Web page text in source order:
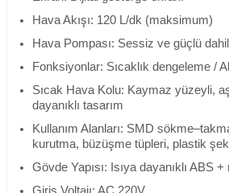
Hava Akışı: 120 L/dk (maksimum)
Hava Pompası: Sessiz ve güçlü
Fonksiyonlar: Sıcaklık dengeleme /
Sıcak Hava Kolu: Kaymaz yüzeyli,
dayanıklı tasarım
Kullanım Alanları: SMD
kurutma, büzüşme tüpleri, plastik
Gövde Yapısı: Isıya dayanıklı ABS
Giriş Voltajı: AC 220V